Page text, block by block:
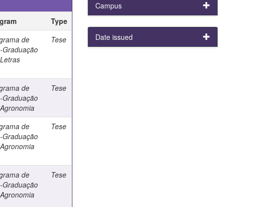
Type
de
Graduação
Tese
de
Graduação
Tese
de
Graduação
Tese
de
Graduação
Tese
Campus
Date issued